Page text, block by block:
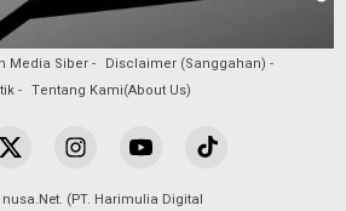
Media Siber
Disclaimer (Sanggahan)
Tentang Kami(About Us)
(PT. Harimulia Digital